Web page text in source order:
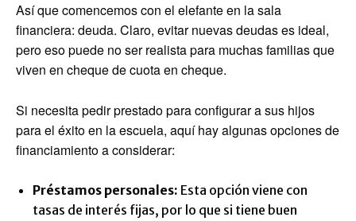
Así que comencemos con el elefante en la sala
financiera: deuda. Claro, evitar nuevas deudas es ideal,
pero eso puede no ser realista para muchas familias que
viven en cheque de cuota en cheque.
Si necesita pedir prestado para configurar a sus hijos
para el éxito en la escuela, aquí hay algunas opciones de
financiamiento a considerar:
Préstamos personales: Esta opción viene con
tasas de interés fijas, por lo que si tiene buen